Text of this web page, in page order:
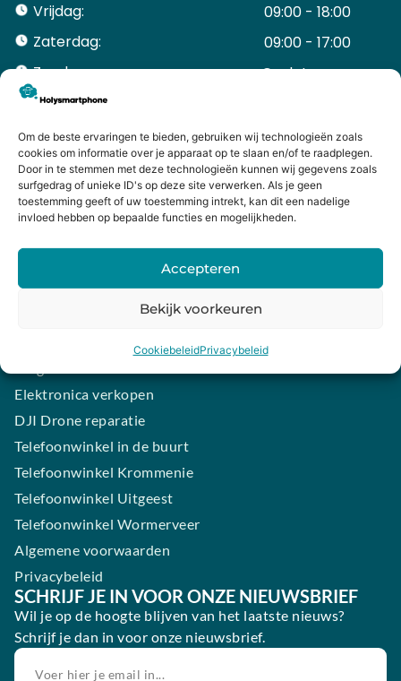
Om de beste ervaringen te bieden, gebruiken wij technologieën zoals
cookies om informatie over je apparaat op te slaan en/of te raadplegen.
Door in te stemmen met deze technologieën kunnen wij gegevens zoals
surfgedrag of unieke ID's op deze site verwerken. Als je geen
toestemming geeft of uw toestemming intrekt, kan dit een nadelige
invloed hebben op bepaalde functies en mogelijkheden.
Accepteren
Bekijk voorkeuren
CookiebeleidPrivacybeleid
Vrijdag:
09:00 - 18:00
Zaterdag:
09:00 - 17:00
Zondag:
Gesloten ​ ​ ​ ​ ​ ​ ​
ACCOUNT
Bestellingen
Mijn winkelwagen
HANDIGE LINKS
Levering en retourneren
iPhone laten maken
Samsung smartphone laten maken
Elektronica verkopen
DJI Drone reparatie
Telefoonwinkel in de buurt
Telefoonwinkel Krommenie
Telefoonwinkel Uitgeest
Telefoonwinkel Wormerveer
Algemene voorwaarden
Privacybeleid
SCHRIJF JE IN VOOR ONZE NIEUWSBRIEF
Wil je op de hoogte blijven van het laatste nieuws?
Schrijf je dan in voor onze nieuwsbrief.